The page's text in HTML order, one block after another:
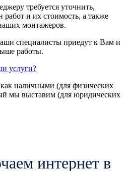
требуется уточнить,
работ и их стоимость, а также
монтажеров.
специалисты приедут к Вам и
работы.
услуги?
наличными (для физических
мы выставим (для юридических
интернет в